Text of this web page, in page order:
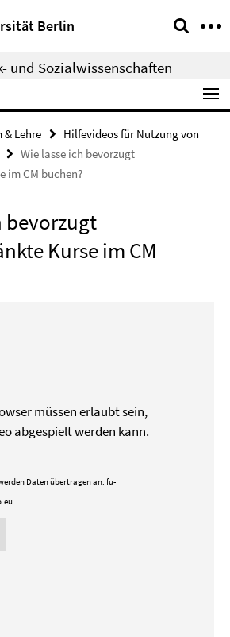
Berlin
und Sozialwissenschaften
& Lehre
Hilfevideos für Nutzung von
Wie lasse ich bevorzugt
im CM buchen?
bevorzugt
Kurse im CM
müssen erlaubt sein,
abgespielt werden kann.
Daten übertragen an: fu-